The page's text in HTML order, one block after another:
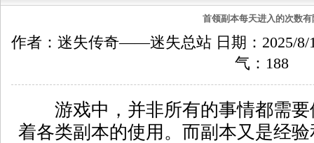
首领副本每天进入的次数有
作者：迷失传奇——迷失总站 日期：2025/8/
气： 188
游戏中，并非所有的事情都需要
着各类副本的使用。而副本又是经